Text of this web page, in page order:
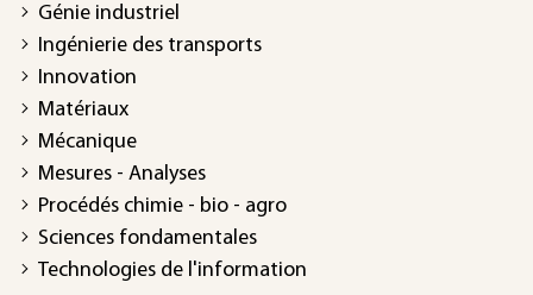
Génie industriel
Ingénierie des transports
Innovation
Matériaux
Mécanique
Mesures - Analyses
Procédés chimie - bio - agro
Sciences fondamentales
Technologies de l'information